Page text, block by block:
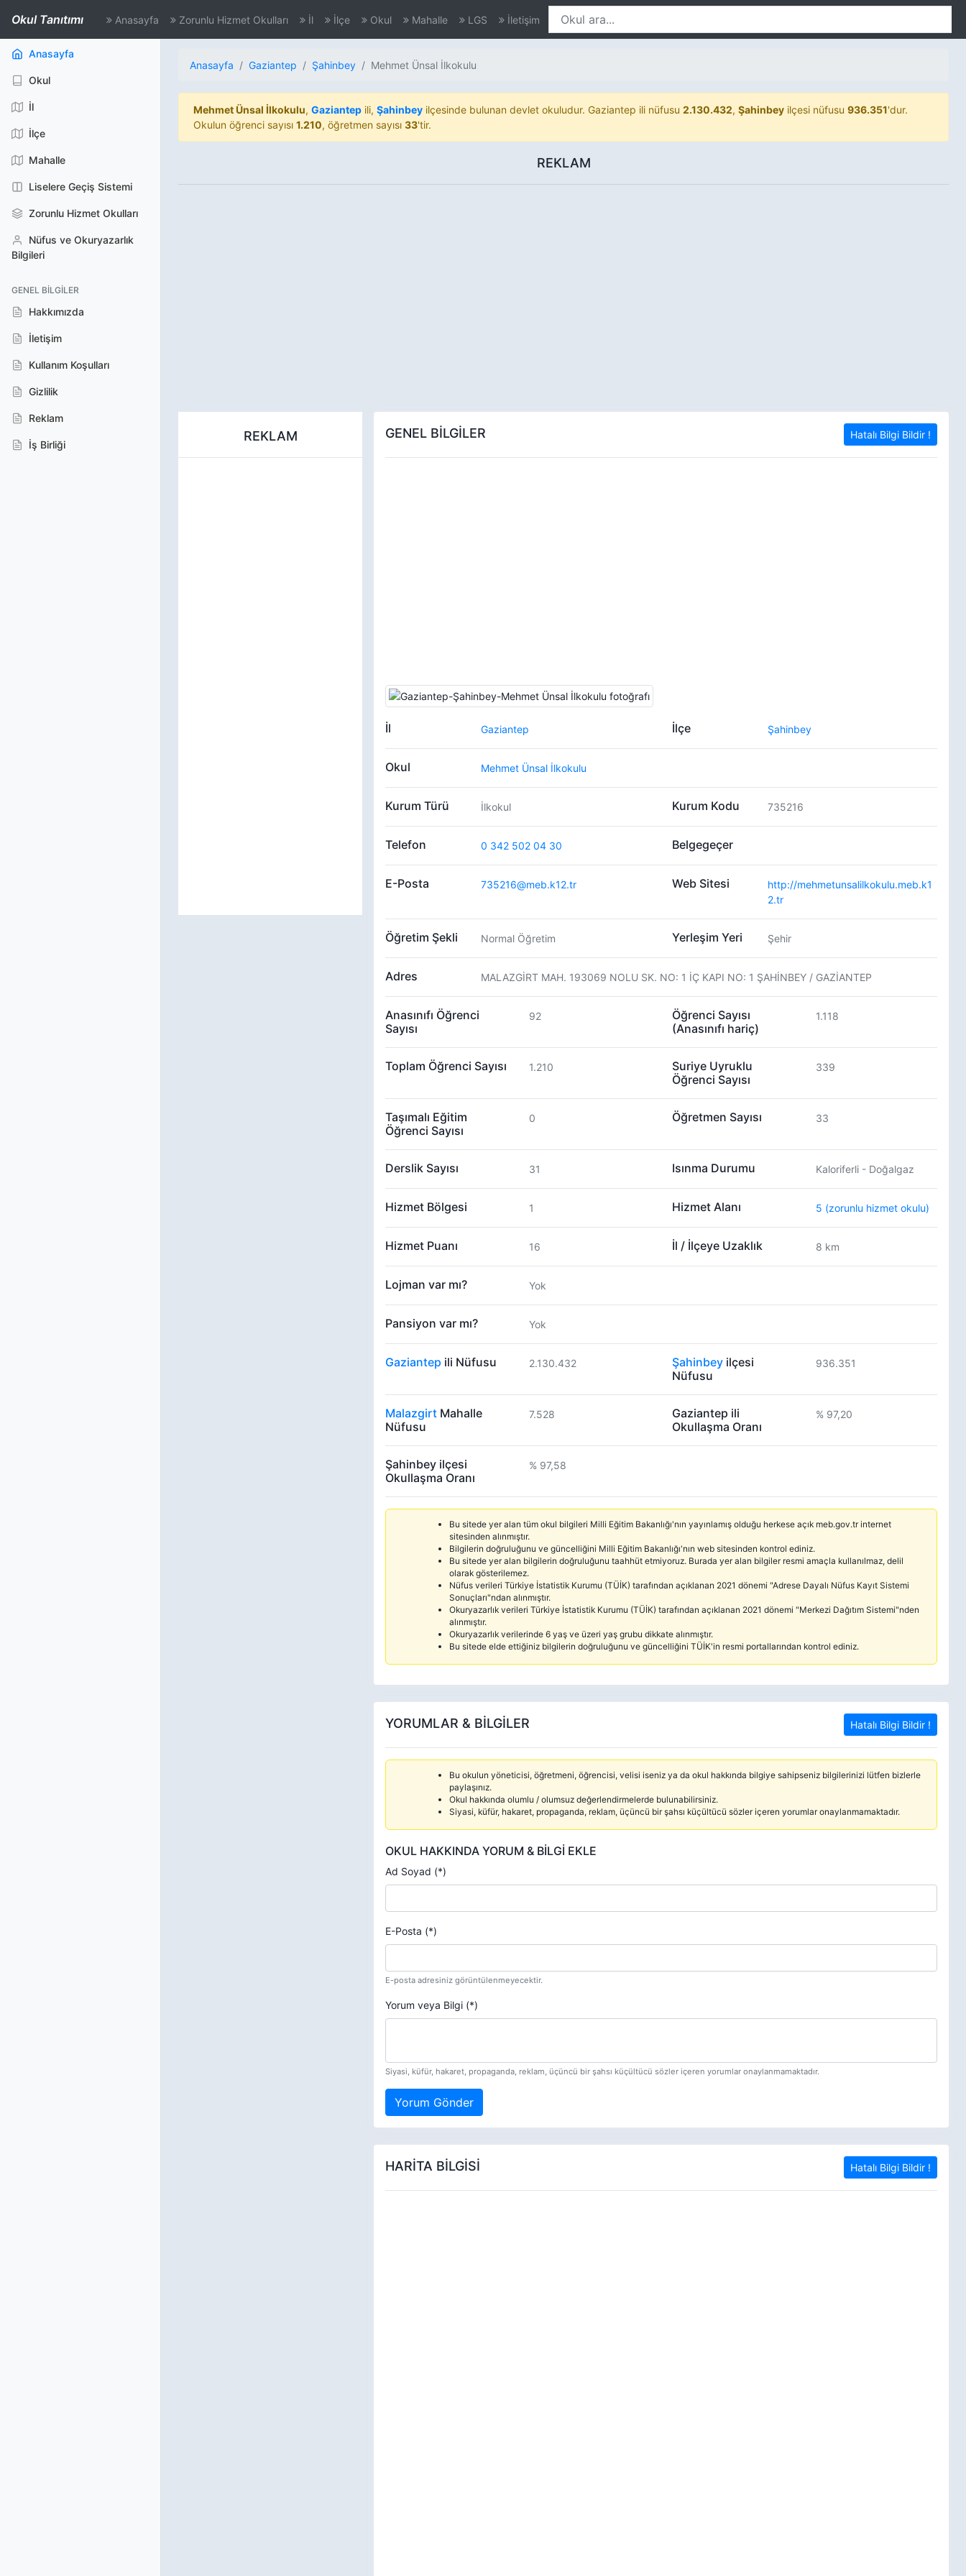
Okul Tanıtımı Anasayfa Zorunlu Hizmet Okulları İl İlçe Okul Mahalle LGS İletişim
Anasayfa
Okul
İl
İlçe
Mahalle
Liselere Geçiş Sistemi
Zorunlu Hizmet Okulları
Nüfus ve Okuryazarlık
Bilgileri
GENEL BILGILER
Hakkımızda
İletişim
Kullanım Koşulları
Gizlilik
Reklam
İş Birliği
Anasayfa Gaziantep Şahinbey Mehmet Ünsal İlkokulu
Mehmet Ünsal İlkokulu, Gaziantep ili, Şahinbey ilçesinde bulunan devlet okuludur. Gaziantep ili nüfusu 2.130.432, Şahinbey ilçesi nüfusu 936.351'dur.
Okulun öğrenci sayısı 1.210, öğretmen sayısı 33'tir.
REKLAM
REKLAM GENEL BİLGİLER Hatalı Bilgi Bildir !
İl Gaziantep İlçe Şahinbey
Okul Mehmet Ünsal İlkokulu
Kurum Türü İlkokul Kurum Kodu 735216
Telefon 0 342 502 04 30 Belgegeçer
E-Posta 735216@meb.k12.tr Web Sitesi
http://mehmetunsalilkokulu.meb.k1
2.tr
Öğretim Şekli Normal Öğretim Yerleşim Yeri Şehir
Adres MALAZGİRT MAH. 193069 NOLU SK. NO: 1 İÇ KAPI NO: 1 ŞAHİNBEY / GAZİANTEP
Anasınıfı Öğrenci
Sayısı
92
Öğrenci Sayısı
(Anasınıfı hariç)
1.118
Toplam Öğrenci Sayısı 1.210
Suriye Uyruklu
Öğrenci Sayısı
339
Taşımalı Eğitim
Öğrenci Sayısı
0 Öğretmen Sayısı 33
Derslik Sayısı 31 Isınma Durumu Kaloriferli - Doğalgaz
Hizmet Bölgesi 1 Hizmet Alanı 5 (zorunlu hizmet okulu)
Hizmet Puanı 16 İl / İlçeye Uzaklık 8 km
Lojman var mı? Yok
Pansiyon var mı? Yok
Gaziantep ili Nüfusu 2.130.432 Şahinbey ilçesi
Nüfusu
936.351
Malazgirt Mahalle
Nüfusu
7.528
Gaziantep ili
Okullaşma Oranı
% 97,20
Şahinbey ilçesi
Okullaşma Oranı
% 97,58
Bu sitede yer alan tüm okul bilgileri Milli Eğitim Bakanlığı'nın yayınlamış olduğu herkese açık meb.gov.tr internet
sitesinden alınmıştır.
Bilgilerin doğruluğunu ve güncelliğini Milli Eğitim Bakanlığı'nın web sitesinden kontrol ediniz.
Bu sitede yer alan bilgilerin doğruluğunu taahhüt etmiyoruz. Burada yer alan bilgiler resmi amaçla kullanılmaz, delil
olarak gösterilemez.
Nüfus verileri Türkiye İstatistik Kurumu (TÜİK) tarafından açıklanan 2021 dönemi "Adrese Dayalı Nüfus Kayıt Sistemi
Sonuçları"ndan alınmıştır.
Okuryazarlık verileri Türkiye İstatistik Kurumu (TÜİK) tarafından açıklanan 2021 dönemi "Merkezi Dağıtım Sistemi"nden
alınmıştır.
Okuryazarlık verilerinde 6 yaş ve üzeri yaş grubu dikkate alınmıştır.
Bu sitede elde ettiğiniz bilgilerin doğruluğunu ve güncelliğini TÜİK'in resmi portallarından kontrol ediniz.
YORUMLAR & BİLGİLER Hatalı Bilgi Bildir !
Bu okulun yöneticisi, öğretmeni, öğrencisi, velisi iseniz ya da okul hakkında bilgiye sahipseniz bilgilerinizi lütfen bizlerle
paylaşınız.
Okul hakkında olumlu / olumsuz değerlendirmelerde bulunabilirsiniz.
Siyasi, küfür, hakaret, propaganda, reklam, üçüncü bir şahsı küçültücü sözler içeren yorumlar onaylanmamaktadır.
OKUL HAKKINDA YORUM & BİLGİ EKLE
Ad Soyad (*)
E-Posta (*)
E-posta adresiniz görüntülenmeyecektir.
Yorum veya Bilgi (*)
Siyasi, küfür, hakaret, propaganda, reklam, üçüncü bir şahsı küçültücü sözler içeren yorumlar onaylanmamaktadır.
Yorum Gönder
HARİTA BİLGİSİ Hatalı Bilgi Bildir !